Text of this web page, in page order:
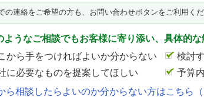
の連絡をご希望の方も、お問い合わせボタンをご利用くだ
ようなご相談でもお客様に寄り添い、具体的
から手をつければよいか分からない
検討
に必要なものを提案してほしい
予算
ら相談したらよいのか分からない方はこちら（